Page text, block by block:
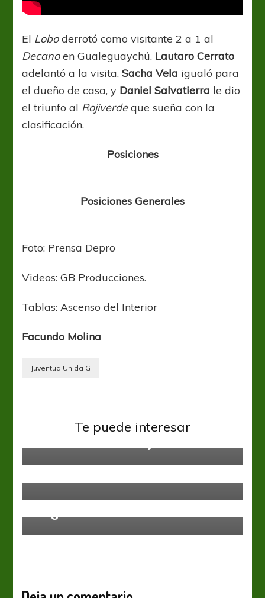
El Loboderrotó como visitante 2 a 1 al
Decanoen Gualeguaychú. Lautaro Cerrato
adelantó a la visita,Sacha Vela igualó para
el dueño de casa, y Daniel Salvatierra le dio
el triunfo al Rojiverdeque sueña con la
clasificación.
Posiciones
Posiciones Generales
Foto: Prensa Depro
Videos: GB Producciones.
Tablas: Ascenso del Interior
Facundo Molina
Juventud Unida G
Te puede interesar